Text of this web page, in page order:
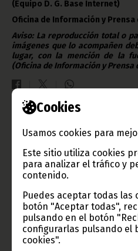
Cookies
Usamos cookies para
Este sitio utiliza cookies
para analizar el tráfico y
contenido.
Puedes aceptar todas las
botón "Aceptar todas",
pulsando en el botón
configurarlas pulsando el
cookies".
(Equipo D. G. Base Internet)
Oficina de Información y Prensa
Aviso: La reproducción total o
imágenes que lo acompañen
lugar, con la mención de la
(Oficina de Información y Prensa
Gobierno e
Información de
TVGE